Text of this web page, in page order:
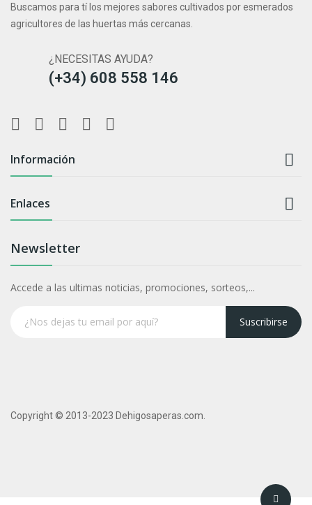
Buscamos para tí los mejores sabores cultivados por esmerados
agricultores de las huertas más cercanas.
¿NECESITAS AYUDA?
(+34) 608 558 146
Información 
Enlaces 
Newsletter
Accede a las ultimas noticias, promociones, sorteos,...
Suscribirse
Copyright © 2013-2023 Dehigosaperas.com.